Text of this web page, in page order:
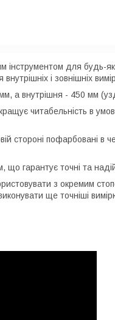
інструментом для будь-
і зовнішніх
а внутрішня - 450 мм
читабельність в
стороні пофарбовані в
гарантує точні та
з окремим
ще точніші